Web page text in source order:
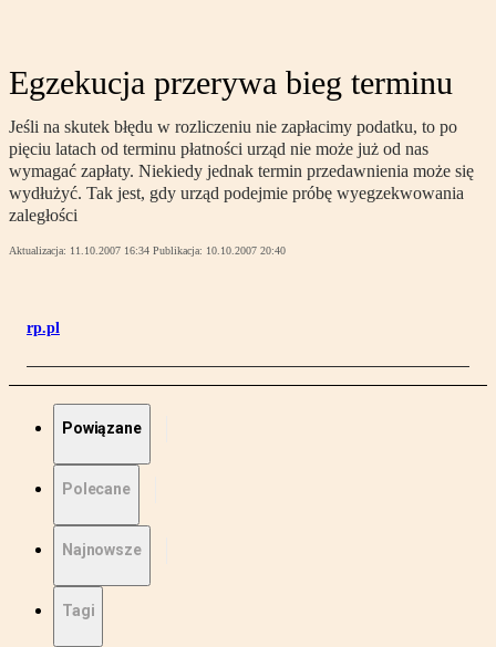
Egzekucja przerywa bieg terminu
Jeśli na skutek błędu w rozliczeniu nie zapłacimy podatku, to po
pięciu latach od terminu płatności urząd nie może już od nas
wymagać zapłaty. Niekiedy jednak termin przedawnienia może się
wydłużyć. Tak jest, gdy urząd podejmie próbę wyegzekwowania
zaległości
Aktualizacja: 11.10.2007 16:34 Publikacja: 10.10.2007 20:40
rp.pl
Powiązane
Polecane
Najnowsze
Tagi